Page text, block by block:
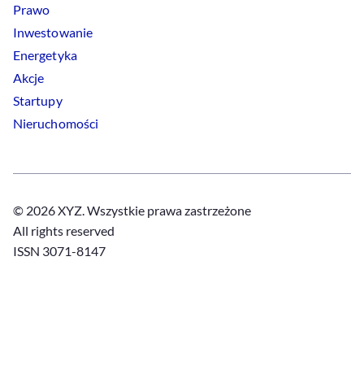
Prawo
Inwestowanie
Energetyka
Akcje
Startupy
Nieruchomości
© 2026 XYZ. Wszystkie prawa zastrzeżone
All rights reserved
ISSN 3071-8147